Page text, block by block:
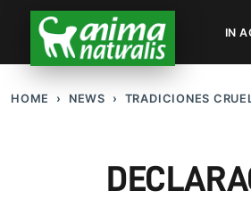
IN
HOME NEWS TRADICIONES